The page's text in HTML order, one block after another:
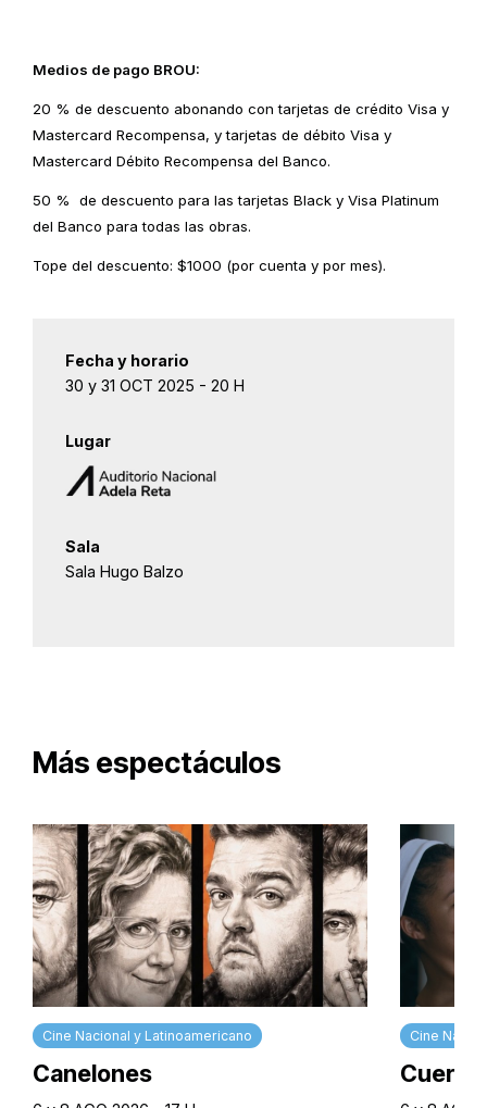
Medios de pago BROU:
20 % de descuento abonando con tarjetas de crédito Visa y
Mastercard Recompensa, y tarjetas de débito Visa y
Mastercard Débito Recompensa del Banco.
50 % de descuento para las tarjetas Black y Visa Platinum
del Banco para todas las obras.
Tope del descuento: $1000 (por cuenta y por mes).
Fecha y horario
30 y 31 OCT 2025 - 20 H
Lugar
Sala
Sala Hugo Balzo
Más espectáculos
Cine Nacional y Latinoamericano
Canelones
Cine